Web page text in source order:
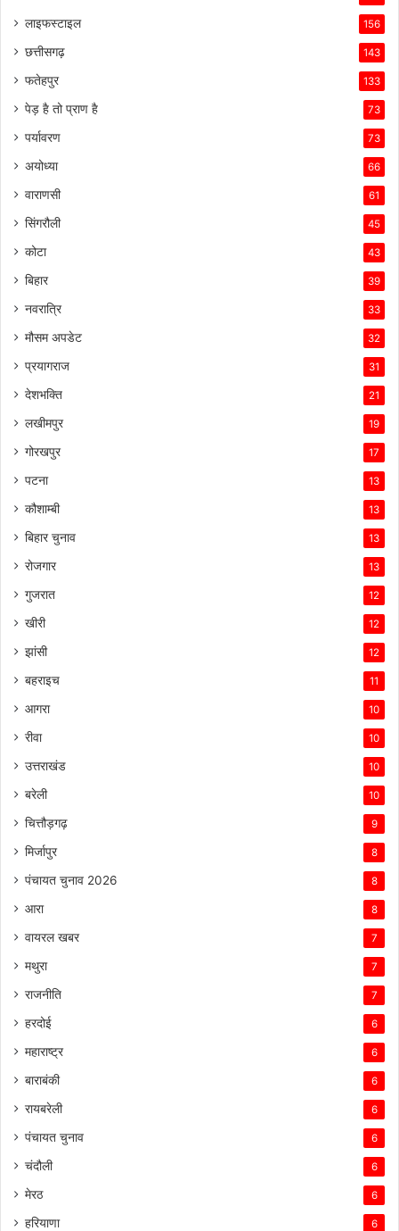
लाइफस्टाइल 156
छत्तीसगढ़ 143
फतेहपुर 133
पेड़ है तो प्राण है 73
पर्यावरण 73
अयोध्या 66
वाराणसी 61
सिंगरौली 45
कोटा 43
बिहार 39
नवरात्रि 33
मौसम अपडेट 32
प्रयागराज 31
देशभक्ति 21
लखीमपुर 19
गोरखपुर 17
पटना 13
कौशाम्बी 13
बिहार चुनाव 13
रोजगार 13
गुजरात 12
खीरी 12
झांसी 12
बहराइच 11
आगरा 10
रीवा 10
उत्तराखंड 10
बरेली 10
चित्तौड़गढ़ 9
मिर्जापुर 8
पंचायत चुनाव 2026 8
आरा 8
वायरल खबर 7
मथुरा 7
राजनीति 7
हरदोई 6
महाराष्ट्र 6
बाराबंकी 6
रायबरेली 6
पंचायत चुनाव 6
चंदौली 6
मेरठ 6
हरियाणा 6